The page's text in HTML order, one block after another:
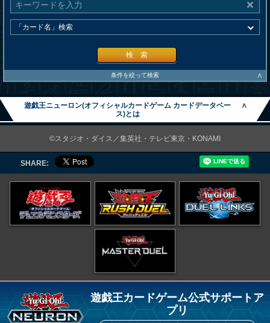
検 索
条件を絞って検索 ∧
遊戯王ニューロン(オフィシャルカードゲーム カードデータベー
ス)とは
∧
©スタジオ・ダイス／集英社・テレビ東京・KONAMI
SHARE:
遊戯王カードゲーム公式サポートア
プリ